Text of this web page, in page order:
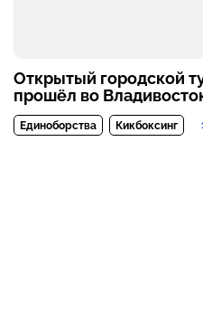
Открытый городской
прошёл во
Единоборства Кикбоксинг